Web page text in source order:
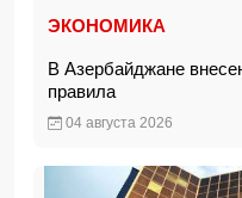
ЭКОНОМИКА
В Азербайджане
правила
04 августа 2026